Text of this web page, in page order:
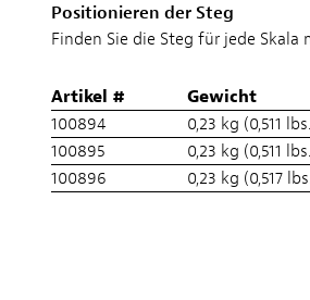
Positionieren der Steg
Finden Sie die Steg für jede
Artikel #
Gewicht
100894
0,23 kg (0,511
100895
0,23 kg (0,511
100896
0,23 kg (0,517